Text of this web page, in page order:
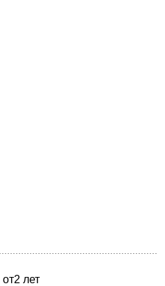
от2 лет